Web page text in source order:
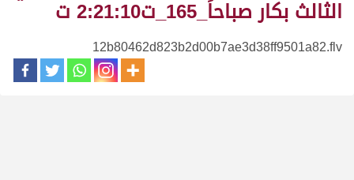
الثالث بكار صباحاً_165_ت2:21:10 ت
12b80462d823b2d00b7ae3d38ff9501a82.flv